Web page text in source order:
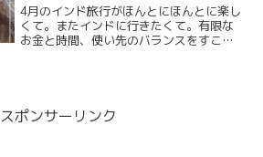
4月のインド旅行がほんとにほんとに楽し
くて。またインドに行きたくて。有限な
お金と時間、使い先のバランスをすこし
スポンサーリンク